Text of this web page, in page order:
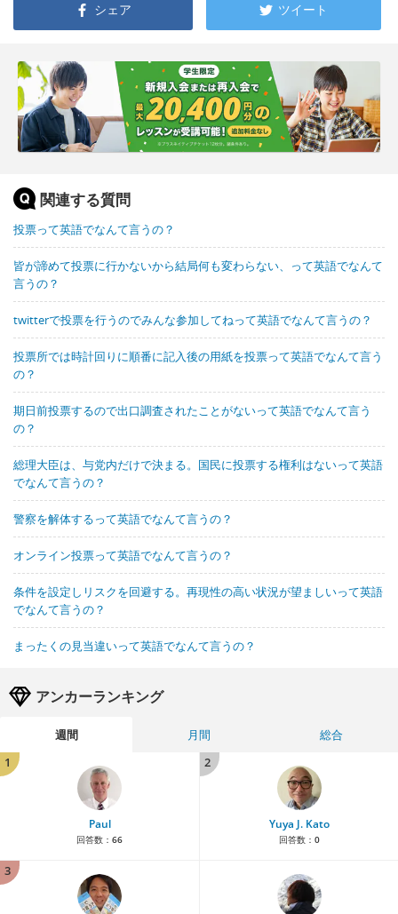
シェア ツイート
関連する質問
投票って英語でなんて言うの？
皆が諦めて投票に行かないから結局何も変わらない、って英語でなんて
言うの？
twitterで投票を行うのでみんな参加してねって英語でなんて言うの？
投票所では時計回りに順番に記入後の用紙を投票って英語でなんて言う
の？
期日前投票するので出口調査されたことがないって英語でなんて言う
の？
総理大臣は、与党内だけで決まる。国民に投票する権利はないって英語
でなんて言うの？
警察を解体するって英語でなんて言うの？
オンライン投票って英語でなんて言うの？
条件を設定しリスクを回避する。再現性の高い状況が望ましいって英語
でなんて言うの？
まったくの見当違いって英語でなんて言うの？
アンカーランキング
週間 月間
総合
1
Paul
回答数： 66
2
Yuya J. Kato
回答数： 0
3